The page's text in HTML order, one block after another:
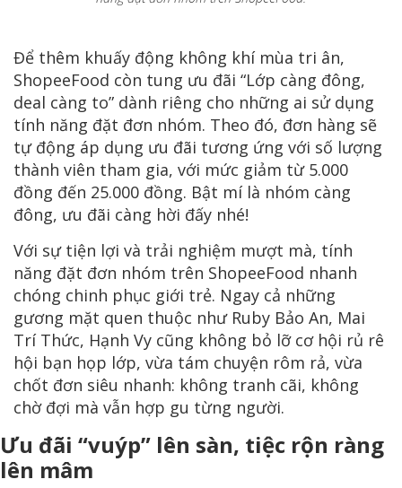
Để thêm khuấy động không khí mùa tri ân,
ShopeeFood còn tung ưu đãi “Lớp càng đông,
deal càng to” dành riêng cho những ai sử dụng
tính năng đặt đơn nhóm. Theo đó, đơn hàng sẽ
tự động áp dụng ưu đãi tương ứng với số lượng
thành viên tham gia, với mức giảm từ 5.000
đồng đến 25.000 đồng. Bật mí là nhóm càng
đông, ưu đãi càng hời đấy nhé!
Với sự tiện lợi và trải nghiệm mượt mà, tính
năng đặt đơn nhóm trên ShopeeFood nhanh
chóng chinh phục giới trẻ. Ngay cả những
gương mặt quen thuộc như Ruby Bảo An, Mai
Trí Thức, Hạnh Vy cũng không bỏ lỡ cơ hội rủ rê
hội bạn họp lớp, vừa tám chuyện rôm rả, vừa
chốt đơn siêu nhanh: không tranh cãi, không
chờ đợi mà vẫn hợp gu từng người.
Ưu đãi “vuýp” lên sàn, tiệc rộn ràng
lên mâm